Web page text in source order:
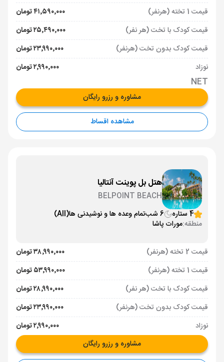
قیمت 1 تخته (هرنفر)
۴۱٬۵۹۰٬۰۰۰ تومان
قیمت کودک با تخت (هر نفر)
۲۵٬۴۹۰٬۰۰۰ تومان
قیمت کودک بدون تخت (هرنفر)
۲۳٬۹۹۰٬۰۰۰ تومان
نوزاد
۲٬۹۹۰٬۰۰۰ تومان
NET
مشاوره و رزرو رایگان
مشاهده اقساط
هتل بل پوینت آنتالیا
BELPOINT BEACH
4 ستاره
6 شب تمام وعده ها و نوشیدنی ها(All)
منطقه:مورات پاشا
قیمت 2 تخته (هرنفر)
۳۸٬۹۹۰٬۰۰۰ تومان
قیمت 1 تخته (هرنفر)
۵۳٬۹۹۰٬۰۰۰ تومان
قیمت کودک با تخت (هر نفر)
۲۸٬۹۹۰٬۰۰۰ تومان
قیمت کودک بدون تخت (هرنفر)
۲۳٬۹۹۰٬۰۰۰ تومان
نوزاد
۲٬۹۹۰٬۰۰۰ تومان
مشاوره و رزرو رایگان